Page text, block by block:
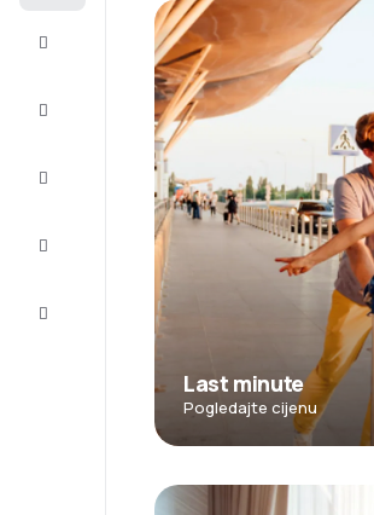
Last minute
Pogledajte cijenu